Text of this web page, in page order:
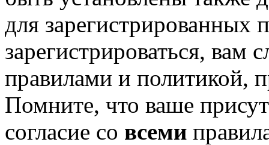
для зарегистрированных
зарегистрироваться, вам
правилами и политикой,
Помните, что ваше
согласие со всеми